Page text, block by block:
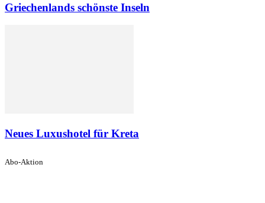
Griechenlands schönste Inseln
Neues Luxushotel für Kreta
Abo-Aktion